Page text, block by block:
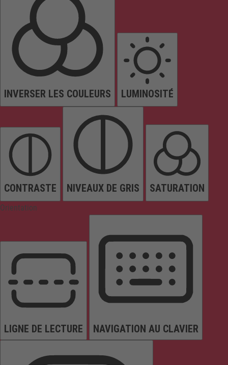
INVERSER LES COULEURS LUMINOSITÉ
CONTRASTE NIVEAUX DE GRIS SATURATION
Orientation
LIGNE DE LECTURE NAVIGATION AU CLAVIER